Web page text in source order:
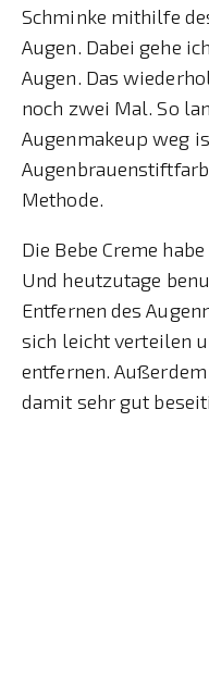
Schminke mithilfe
Augen. Dabei gehe
Augen. Das
noch zwei Mal. So
Augenmakeup weg
Methode.
Die Bebe Creme
Und heutzutage
Entfernen des
sich leicht verteilen
entfernen.
damit sehr gut